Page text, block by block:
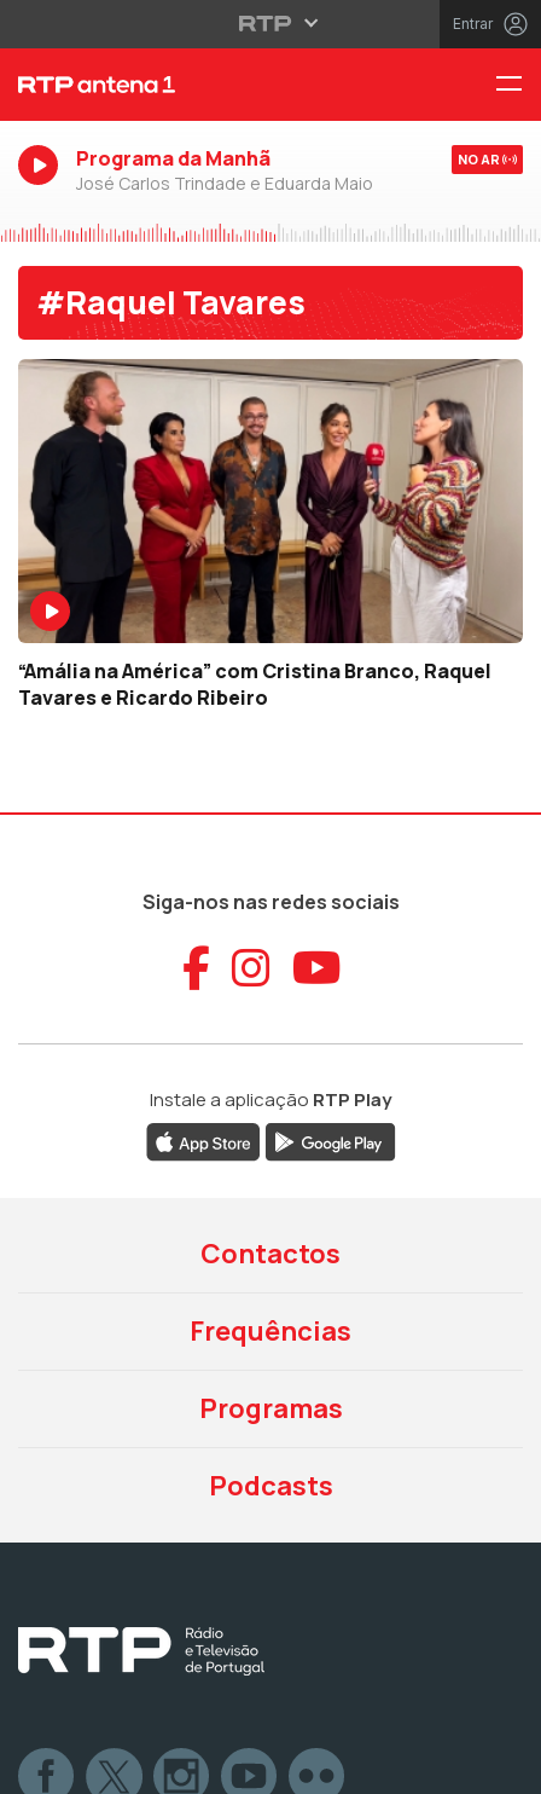
Entrar
Programa da Manhã
José Carlos Trindade e Eduarda Maio
NO AR
#Raquel Tavares
“Amália na América” com Cristina Branco, Raquel
Tavares e Ricardo Ribeiro
Siga-nos nas redes sociais
Aceder ao
Aceder ao
Aceder
Instale a aplicação RTP Play
Contactos
Frequências
Programas
Podcasts